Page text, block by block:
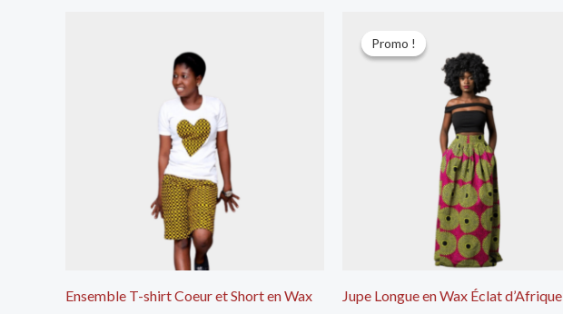
Ensemble T-shirt Coeur et Short en Wax
Promo !
Promo !
Jupe Longue en Wax Éclat d’Afrique
initial
était :
10.000 CFA.
actuel
est :
7.000 CFA.